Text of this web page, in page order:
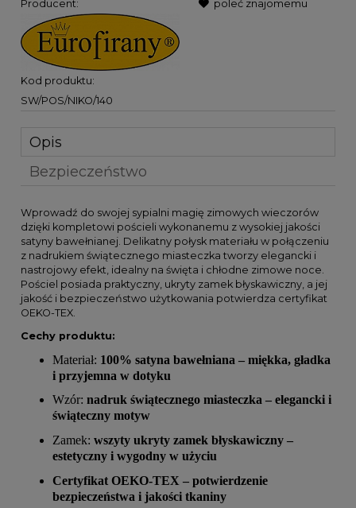
Producent:
Kod produktu:
SW/POS/NIKO/140
poleć znajomemu
Opis
Bezpieczeństwo
Wprowadź do swojej sypialni magię zimowych wieczorów
dzięki kompletowi pościeli wykonanemu z wysokiej jakości
satyny bawełnianej. Delikatny połysk materiału w połączeniu
z nadrukiem świątecznego miasteczka tworzy elegancki i
nastrojowy efekt, idealny na święta i chłodne zimowe noce.
Pościel posiada praktyczny, ukryty zamek błyskawiczny, a jej
jakość i bezpieczeństwo użytkowania potwierdza certyfikat
OEKO-TEX.
Cechy produktu:
Materiał: 100% satyna bawełniana – miękka, gładka
i przyjemna w dotyku
Wzór: nadruk świątecznego miasteczka – elegancki i
świąteczny motyw
Zamek: wszyty ukryty zamek błyskawiczny –
estetyczny i wygodny w użyciu
Certyfikat OEKO-TEX – potwierdzenie
bezpieczeństwa i jakości tkaniny